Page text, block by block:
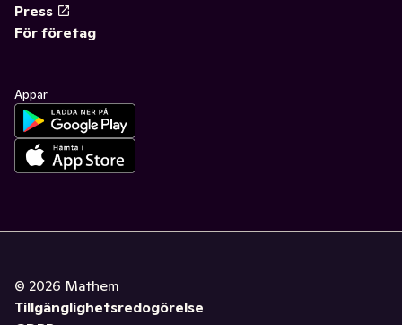
Press
För företag
Appar
© 2026 Mathem
Tillgänglighetsredogörelse